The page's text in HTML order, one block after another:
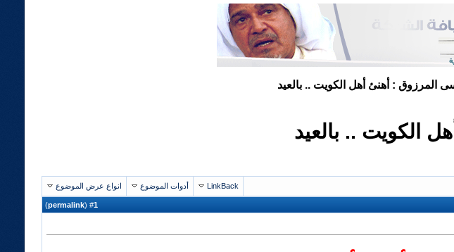
المرزوق : أهنئ أهل الكويت .. بالعيد
الكويت .. بالعيد
LinkBack أدوات الموضوع انواع عرض الموضوع
1
(
permalink
)